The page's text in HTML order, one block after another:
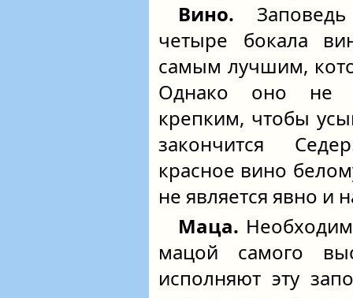
Вино.
четыре бокала
самым лучшим,
Однако оно не
крепким, чтобы
закончится
красное вино
не является явно и
Маца.
мацой самого
исполняют эту